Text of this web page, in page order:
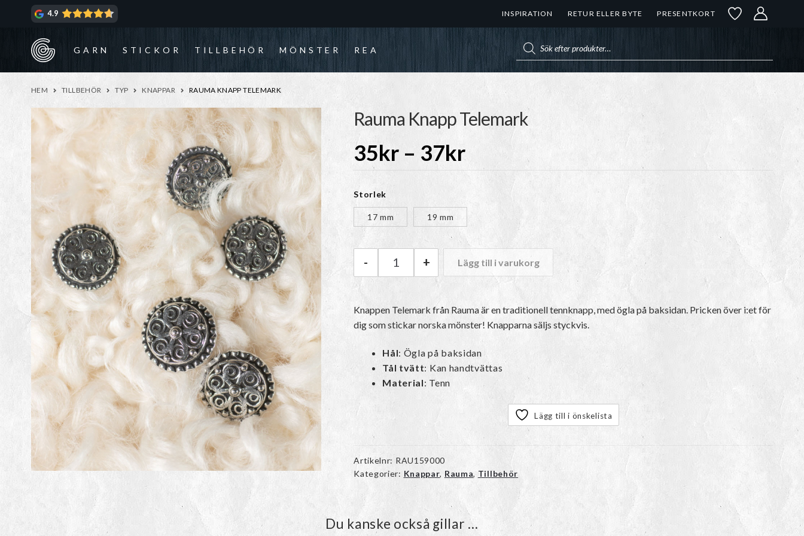
4.9 INSPIRATION RETUR ELLER BYTE PRESENTKORT
GARN STICKOR TILLBEHÖR MÖNSTER REA
HEM TILLBEHÖR TYP KNAPPAR RAUMA KNAPP TELEMARK
Rauma Knapp Telemark
35kr – 37krPrisintervall:
till
37kr
Storlek
17 mm 19 mm
Rauma Knapp Telemark mängd
- + Lägg till i varukorg
Knappen Telemark från Rauma är en traditionell tennknapp, med ögla på baksidan. Pricken över i:et för
dig som stickar norska mönster! Knapparna säljs styckvis.
Hål: Ögla på baksidan
Tål tvätt: Kan handtvättas
Material: Tenn
Lägg till i önskelista
Artikelnr: RAU159000
Kategorier: Knappar, Rauma, Tillbehör
Du kanske också gillar …